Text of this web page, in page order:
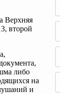
Верхняя
второй
либо
на
и